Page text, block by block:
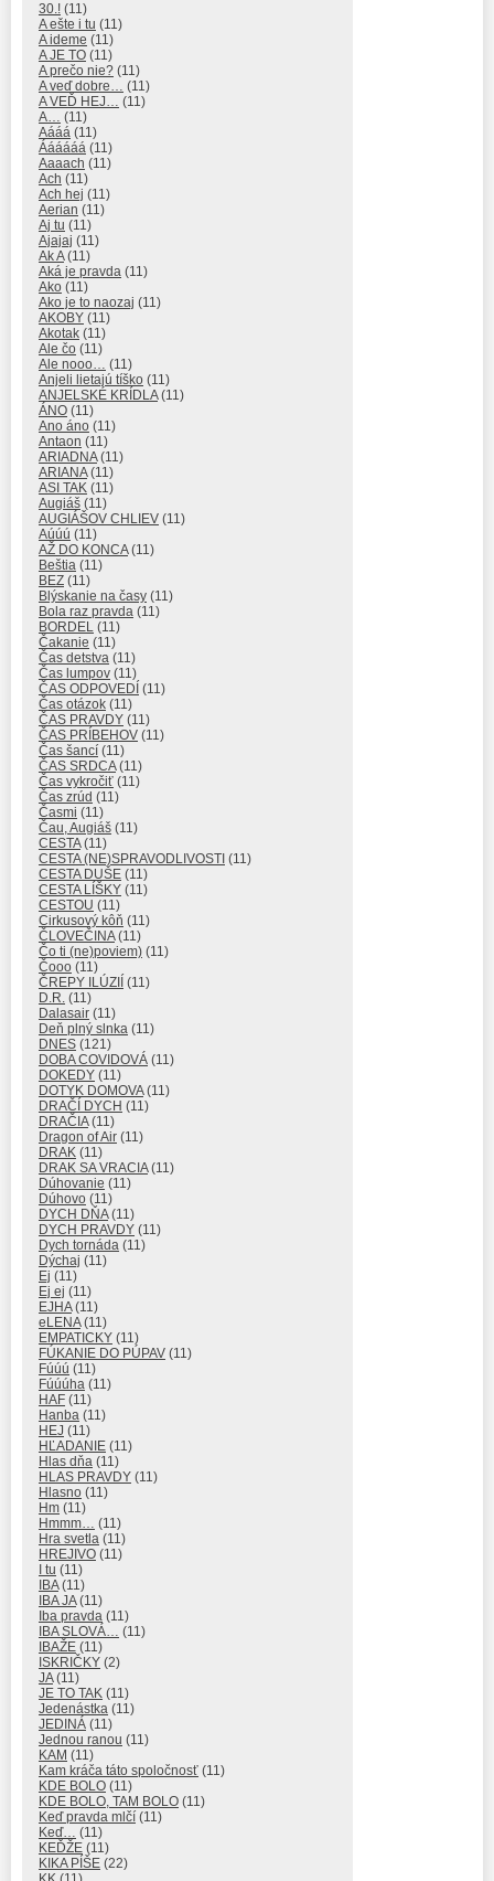
30.! (11)
A ešte i tu (11)
A ideme (11)
A JE TO (11)
A prečo nie? (11)
A veď dobre… (11)
A VEĎ HEJ… (11)
A… (11)
Aááá (11)
Áááááá (11)
Aaaach (11)
Ach (11)
Ach hej (11)
Aerian (11)
Aj tu (11)
Ajajaj (11)
Ak A(11)
Aká je pravda (11)
Ako (11)
Ako je to naozaj (11)
AKOBY (11)
Akotak (11)
Ale čo (11)
Ale nooo… (11)
Anjeli lietajú tíško (11)
ANJELSKÉ KRÍDLA(11)
ÁNO (11)
Ano áno (11)
Antaon (11)
ARIADNA(11)
ARIANA(11)
ASI TAK (11)
Augiáš (11)
AUGIÁŠOV CHLIEV (11)
Aúúú (11)
AŽ DO KONCA(11)
Beštia (11)
BEZ (11)
Blýskanie na časy (11)
Bola raz pravda (11)
BORDEL (11)
Čakanie (11)
Čas detstva (11)
Čas lumpov (11)
ČAS ODPOVEDÍ (11)
Čas otázok (11)
ČAS PRAVDY (11)
ČAS PRÍBEHOV (11)
Čas šancí (11)
ČAS SRDCA(11)
Čas vykročiť (11)
Čas zrúd (11)
Časmi (11)
Čau, Augiáš (11)
CESTA(11)
CESTA (NE)SPRAVODLIVOSTI (11)
CESTA DUŠE (11)
CESTA LÍŠKY (11)
CESTOU (11)
Cirkusový kôň (11)
ČLOVEČINA(11)
Čo ti (ne)poviem) (11)
Čooo (11)
ČREPY ILÚZIÍ
(11)
D.R. (11)
Dalasair (11)
Deň plný slnka (11)
DNES (121)
DOBA COVIDOVÁ (11)
DOKEDY (11)
DOTYK DOMOVA(11)
DRAČÍ DYCH (11)
DRAČIA(11)
Dragon of Air (11)
DRAK (11)
DRAK SA VRACIA(11)
Dúhovanie (11)
Dúhovo (11)
DYCH DŇA(11)
DYCH PRAVDY (11)
Dych tornáda (11)
Dýchaj (11)
Ej (11)
Ej ej (11)
EJHA(11)
eLENA(11)
EMPATICKY (11)
FÚKANIE DO PÚPAV (11)
Fúúú (11)
Fúúúha (11)
HAF (11)
Hanba (11)
HEJ (11)
HĽADANIE (11)
Hlas dňa (11)
HLAS PRAVDY (11)
Hlasno (11)
Hm (11)
Hmmm… (11)
Hra svetla (11)
HREJIVO (11)
I tu (11)
IBA(11)
IBA JA(11)
Iba pravda (11)
IBA SLOVÁ… (11)
IBAŽE (11)
ISKRIČKY (2)
JA(11)
JE TO TAK (11)
Jedenástka (11)
JEDINÁ (11)
Jednou ranou (11)
KAM (11)
Kam kráča táto spoločnosť (11)
KDE BOLO (11)
KDE BOLO, TAM BOLO (11)
Keď pravda mlčí (11)
Keď… (11)
KEĎŽE (11)
KIKA PÍŠE (22)